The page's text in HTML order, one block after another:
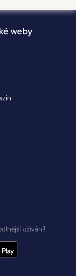
weby
užívání!